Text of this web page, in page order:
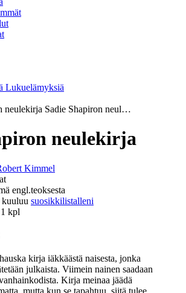
Lukuelämyksiä
neulekirja Sadie Shapiron neul…
neulekirja
Kimmel
engl.teoksesta
suosikkilistalleni
kpl
kirja iäkkäästä naisesta, jonka
julkaista. Viimein nainen saadaan
Kirja meinaa jäädä